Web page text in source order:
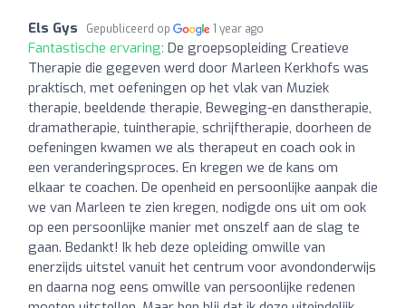
Els Gys Gepubliceerd op 1 year ago
Fantastische ervaring: De groepsopleiding Creatieve
Therapie die gegeven werd door Marleen Kerkhofs was
praktisch, met oefeningen op het vlak van Muziek
therapie, beeldende therapie, Beweging-en danstherapie,
dramatherapie, tuintherapie, schrijftherapie, doorheen de
oefeningen kwamen we als therapeut en coach ook in
een veranderingsproces. En kregen we de kans om
elkaar te coachen. De openheid en persoonlijke aanpak die
we van Marleen te zien kregen, nodigde ons uit om ook
op een persoonlijke manier met onszelf aan de slag te
gaan. Bedankt! Ik heb deze opleiding omwille van
enerzijds uitstel vanuit het centrum voor avondonderwijs
en daarna nog eens omwille van persoonlijke redenen